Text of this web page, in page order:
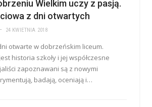
Wielkim uczy z pasją.
z dni otwartych
24 KWIETNIA 2018
otwarte w dobrzeńskim liceum.
historia szkoły i jej współczesne
zapoznawani są z nowymi
badają, oceniają i…